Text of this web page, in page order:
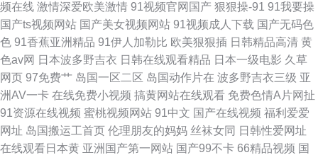
频在线 激情深爱欧美激情 91视频官网国产 狠狠操-91 91我要操
国产ts视频网站 国产美女视频网站 91视频成人下载 国产无码色
色 91香蕉亚洲精品 91伊人加勒比 欧美狠狠插 日韩精品高清 黄
色av网 日本波多野吉衣 日韩在线观看精品 日本一级电影 久草
网页 97免费艹 岛国一区二区 岛国动作片在 波多野吉衣三级 亚
洲AV一卡 在线免费小视频 搞黄网站在线观看 免费色情A片网扯
91资源在线视频 蜜桃视频网站 91中文 国产在线视频 福利爱爱
网址 岛国搬运工首页 伦理朋友的妈妈 丝袜女同 日韩性爱网址
在线观看日本黄 亚洲国产第一网站 国产99不卡 66精品视频 国